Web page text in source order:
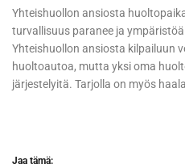
Yhteishuollon ansiosta
turvallisuus paranee ja
Yhteishuollon ansiosta kilpailuun
huoltoautoa, mutta yksi oma
järjestelyitä. Tarjolla on myös
Jaa tämä: